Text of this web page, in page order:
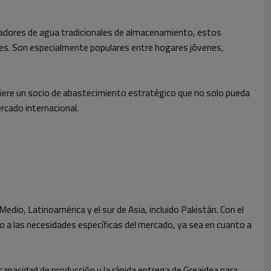
de agua tradicionales de almacenamiento, estos
Son especialmente populares entre hogares jóvenes,
un socio de abastecimiento estratégico que no solo pueda
internacional.
Latinoamérica y el sur de Asia, incluido Pakistán. Con el
las necesidades específicas del mercado, ya sea en cuanto a